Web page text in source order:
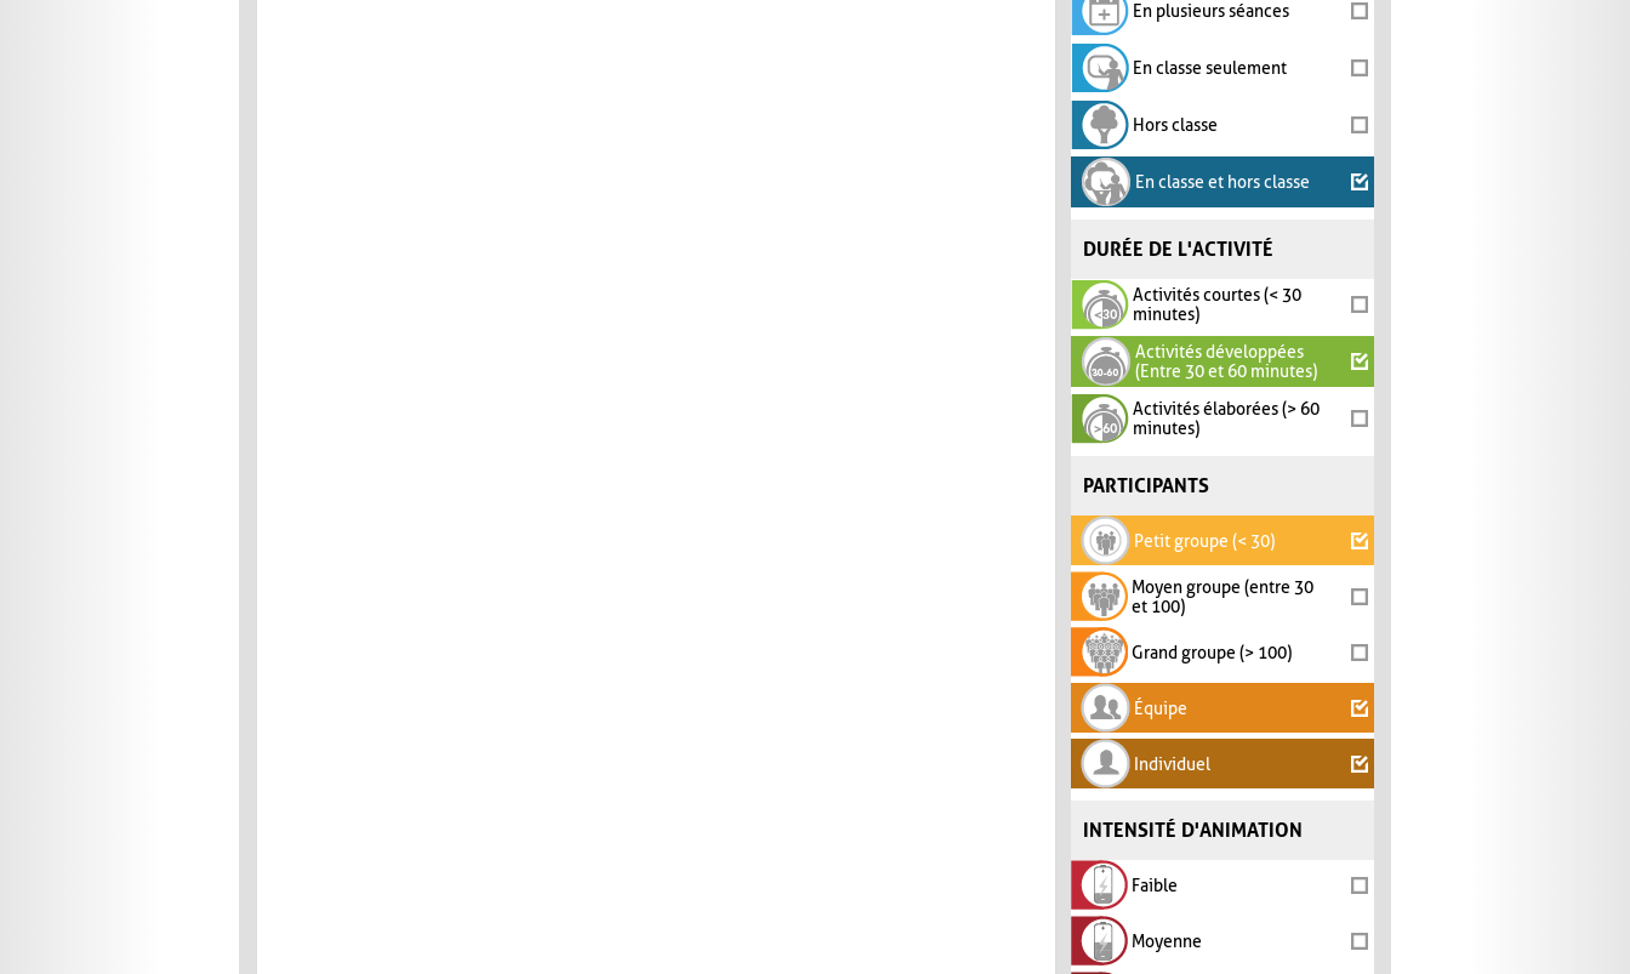
En plusieurs séances
En classe seulement
Hors classe
En classe et hors classe
DURÉE DE L'ACTIVITÉ
Activités courtes (< 30
minutes)
Activités développées
(Entre 30 et 60 minutes)
Activités élaborées (> 60
minutes)
PARTICIPANTS
Petit groupe (< 30)
Moyen groupe (entre 30
et 100)
Grand groupe (> 100)
Équipe
Individuel
INTENSITÉ D'ANIMATION
Faible
Moyenne